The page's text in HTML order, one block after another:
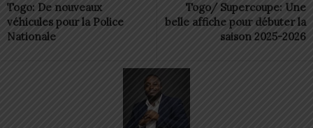
Togo: De nouveaux
véhicules pour la Police
Nationale
Togo/ Supercoupe: Une
belle affiche pour débuter la
saison 2025-2026